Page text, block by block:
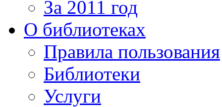
За 2011 год
О библиотеках
Правила пользования
Библиотеки
Услуги